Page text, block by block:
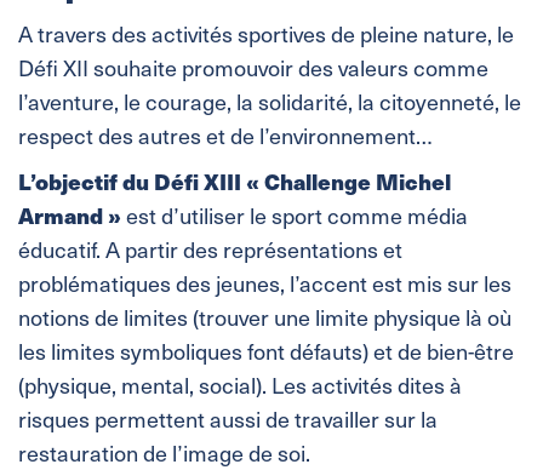
A travers des activités sportives de pleine nature, le
Défi XII souhaite promouvoir des valeurs comme
l’aventure, le courage, la solidarité, la citoyenneté, le
respect des autres et de l’environnement…
L’objectif du Défi XIII « Challenge Michel
Armand »est d’utiliser le sport comme média
éducatif. A partir des représentations et
problématiques des jeunes, l’accent est mis sur les
notions de limites (trouver une limite physique là où
les limites symboliques font défauts) et de bien-être
(physique, mental, social). Les activités dites à
risques permettent aussi de travailler sur la
restauration de l’image de soi.